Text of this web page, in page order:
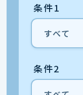
条件1
条件2